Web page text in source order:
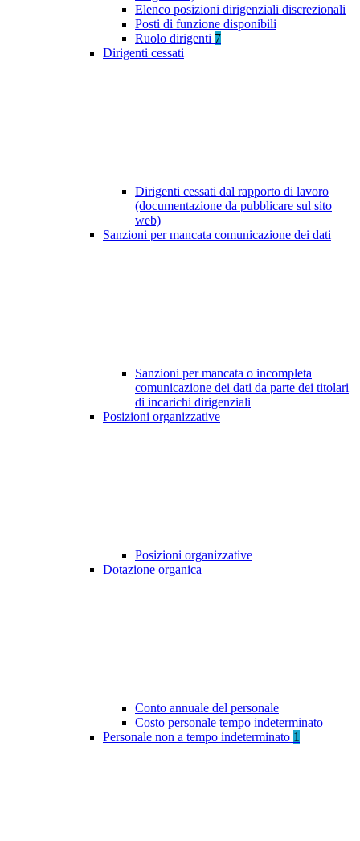
Elenco posizioni dirigenziali discrezionali
Posti di funzione disponibili
Ruolo dirigenti 7
Dirigenti cessati
Dirigenti cessati dal rapporto di lavoro
(documentazione da pubblicare sul sito
web)
Sanzioni per mancata comunicazione dei dati
Sanzioni per mancata o incompleta
comunicazione dei dati da parte dei titolari
di incarichi dirigenziali
Posizioni organizzative
Posizioni organizzative
Dotazione organica
Conto annuale del personale
Costo personale tempo indeterminato
Personale non a tempo indeterminato 1